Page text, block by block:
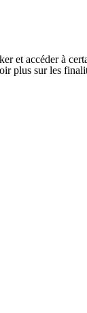
et accéder à
plus sur les